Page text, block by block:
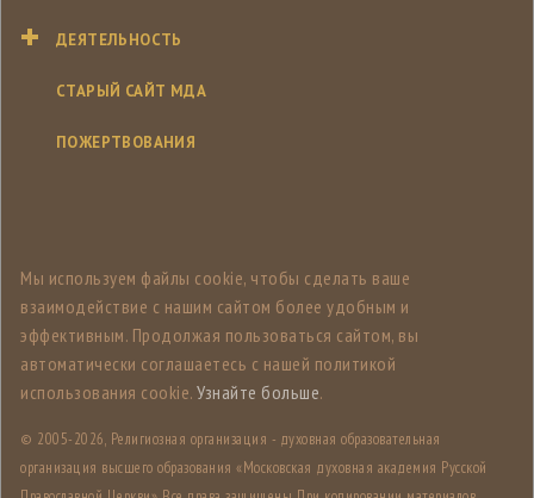
ДЕЯТЕЛЬНОСТЬ
СТАРЫЙ САЙТ МДА
ПОЖЕРТВОВАНИЯ
Мы используем файлы cookie, чтобы сделать ваше
взаимодействие с нашим сайтом более удобным и
эффективным. Продолжая пользоваться сайтом, вы
автоматически соглашаетесь с нашей политикой
использования cookie. Узнайте больше.
© 2005-2026, Религиозная организация - духовная образовательная
организация высшего образования «Московская духовная академия Русской